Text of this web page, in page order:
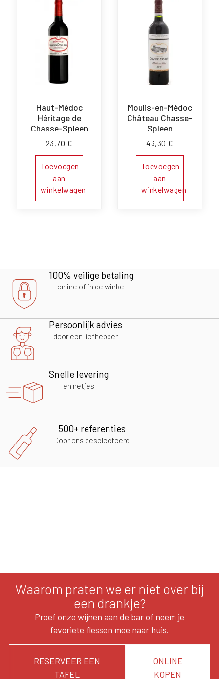
Haut-Médoc
Héritage de
Chasse-Spleen
23,70 €
Toevoegen
aan
winkelwagen
Moulis-en-Médoc
Château Chasse-
Spleen
43,30 €
Toevoegen
aan
winkelwagen
100% veilige betaling
online of in de winkel
Persoonlijk advies
door een liefhebber
Snelle levering
en netjes
500+ referenties
Door ons geselecteerd
Waarom praten we er niet over bij
een drankje?
Proef onze wijnen aan de bar of neem je
favoriete flessen mee naar huis.
RESERVEER EEN
TAFEL
ONLINE
KOPEN